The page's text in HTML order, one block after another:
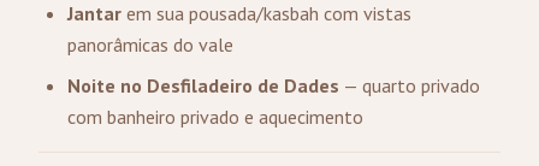
Jantar em sua pousada/kasbah com vistas
panorâmicas do vale
Noite no Desfiladeiro de Dades — quarto privado
com banheiro privado e aquecimento